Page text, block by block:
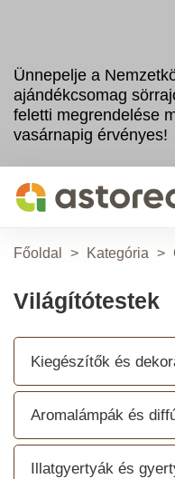
Ünnepelje a
ajándékcsomag
feletti megrendelése
vasárnapig érvényes!
Főoldal > Kategória >
Világítótestek
Kiegészítők és
Aromalámpák és
Illatgyertyák és